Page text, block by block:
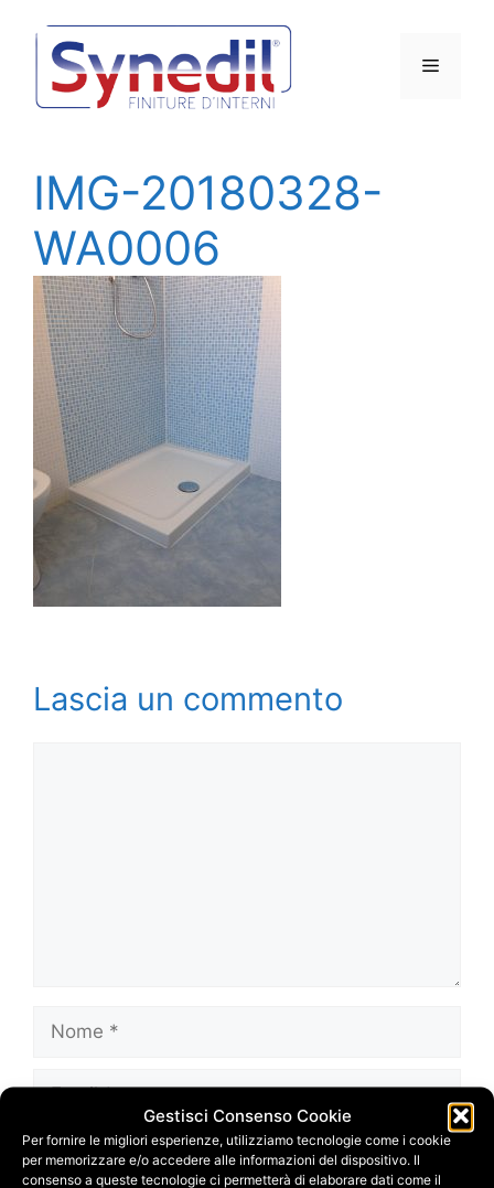
Gestisci Consenso Cookie
Per fornire le migliori esperienze, utilizziamo tecnologie come i cookie
per memorizzare e/o accedere alle informazioni del dispositivo. Il
consenso a queste tecnologie ci permetterà di elaborare dati come il
contenuto
Menu
IMG-20180328-
WA0006
Lascia un commento
Nome
Email
Sito
web